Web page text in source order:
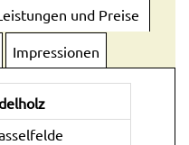
und Preise
Impressionen